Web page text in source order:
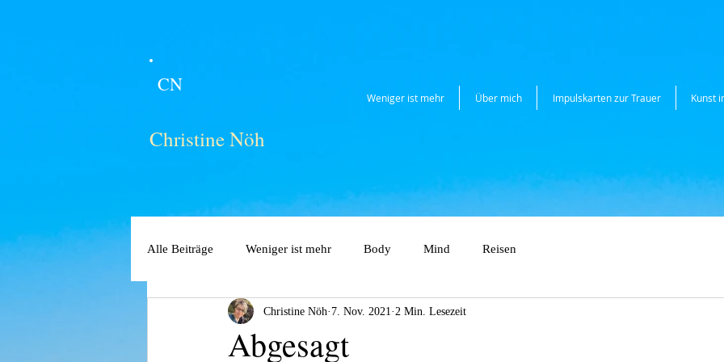
Weniger ist mehr Über mich Impulskarten zur Trauer Kunst
CN
Christine Nöh
Alle Beiträge Weniger ist mehr Body Mind Reisen
Abgesagt
Christine Nöh 7. Nov. 2021 2 Min. Lesezeit